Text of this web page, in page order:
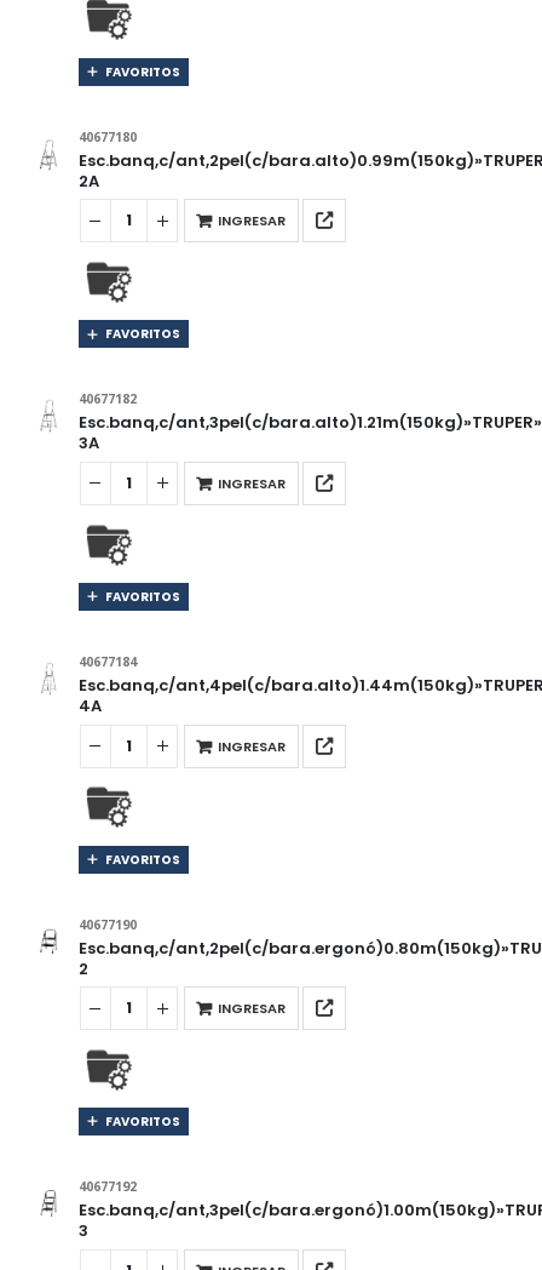
FAVORITOS
40677180
Esc.banq,c/ant,2pel(c/
2A
INGRESAR
FAVORITOS
40677182
Esc.banq,c/ant,3pel(c/
3A
INGRESAR
FAVORITOS
40677184
Esc.banq,c/ant,4pel(c/
4A
INGRESAR
FAVORITOS
40677190
Esc.banq,c/ant,2pel(c/
2
INGRESAR
FAVORITOS
40677192
Esc.banq,c/ant,3pel(c/
3